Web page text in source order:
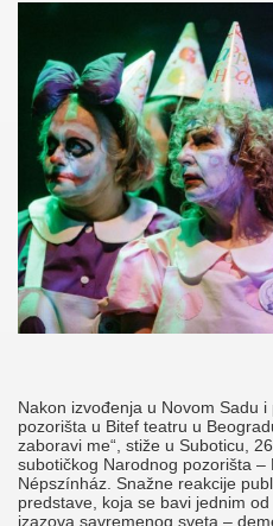
Nakon izvođenja u Novom Sadu
pozorišta u Bitef teatru u
zaboravi me“, stiže u Suboticu,
subotičkog Narodnog pozorišta –
Népszínház. Snažne reakcije
predstave, koja se bavi jednim
izazova savremenog sveta –